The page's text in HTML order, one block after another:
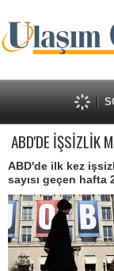
ABD'DE İŞSİZLİK
ABD'de ilk kez
sayısı geçen hafta